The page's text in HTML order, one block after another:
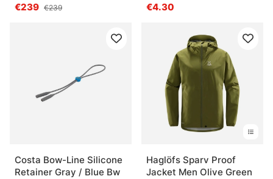
€239 €239
€4.30
Costa Bow-Line Silicone
Retainer Gray / Blue Bw
Haglöfs Sparv Proof
Jacket Men Olive Green